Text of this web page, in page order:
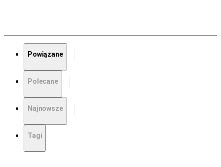
Powiązane
Polecane
Najnowsze
Tagi